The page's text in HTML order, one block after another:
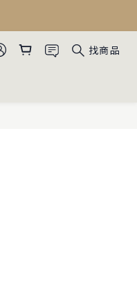
找商品